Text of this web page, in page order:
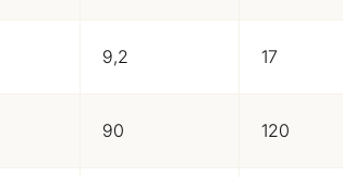
9,2 17
90 120